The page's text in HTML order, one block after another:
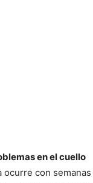
en el cuello
ocurre con semanas